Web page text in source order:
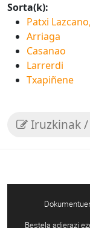
Sorta(k):
Patxi
Arriaga
Casanao
Larrerdi
Txapiñene
Iruzkinak
Bestela adierazi